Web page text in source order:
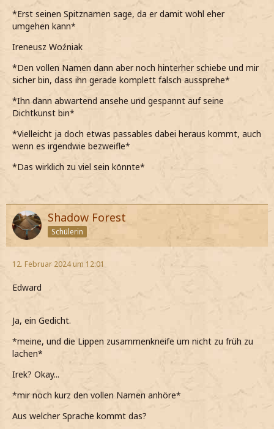
*Erst seinen Spitznamen sage, da er damit wohl eher
umgehen kann*
Ireneusz Woźniak
*Den vollen Namen dann aber noch hinterher schiebe und mir
sicher bin, dass ihn gerade komplett falsch aussprehe*
*Ihn dann abwartend ansehe und gespannt auf seine
Dichtkunst bin*
*Vielleicht ja doch etwas passables dabei heraus kommt, auch
wenn es irgendwie bezweifle*
*Das wirklich zu viel sein könnte*
Shadow Forest
Schülerin
12. Februar 2024 um 12:01
Edward
Ja, ein Gedicht.
*meine, und die Lippen zusammenkneife um nicht zu früh zu
lachen*
Irek? Okay...
*mir noch kurz den vollen Namen anhöre*
Aus welcher Sprache kommt das?